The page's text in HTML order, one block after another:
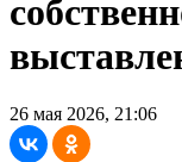
26 мая 2026, 21:06